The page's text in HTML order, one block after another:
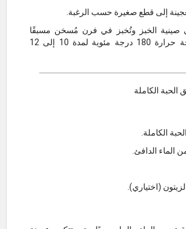
إلى قطع صغيرة حسب الرغبة.
صينية الخبز وتُخبز في فرن مُسخن مسبقًا
على درجة حرارة 180 درجة مئوية لمدة 10 إلى 12
الحبة الكاملة
الكاملة.
الماء الدافئ.
(اختياري).